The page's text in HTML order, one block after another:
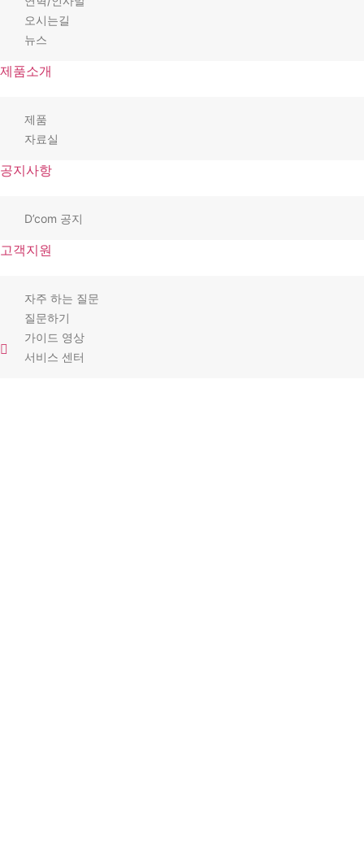
오시는길
뉴스
제품소개
제품
자료실
공지사항
D’com 공지
고객지원
자주 하는 질문
질문하기
가이드 영상
서비스 센터